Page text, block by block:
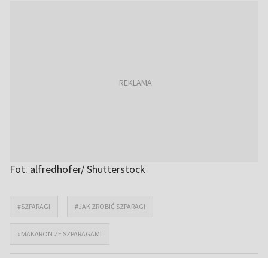
Fot. alfredhofer/ Shutterstock
#SZPARAGI #JAK ZROBIĆ SZPARAGI
#MAKARON ZE SZPARAGAMI